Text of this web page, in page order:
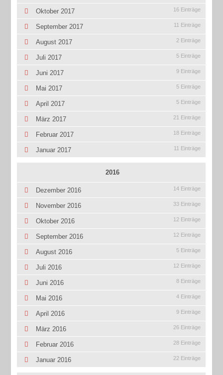
Oktober 2017 16 Einträge
September 2017 11 Einträge
August 2017 2 Einträge
Juli 2017 5 Einträge
Juni 2017 9 Einträge
Mai 2017 5 Einträge
April 2017 5 Einträge
März 2017 21 Einträge
Februar 2017 18 Einträge
Januar 2017 11 Einträge
2016
Dezember 2016 14 Einträge
November 2016 33 Einträge
Oktober 2016 12 Einträge
September 2016 12 Einträge
August 2016 5 Einträge
Juli 2016 12 Einträge
Juni 2016 8 Einträge
Mai 2016 4 Einträge
April 2016 9 Einträge
März 2016 26 Einträge
Februar 2016 28 Einträge
Januar 2016 22 Einträge